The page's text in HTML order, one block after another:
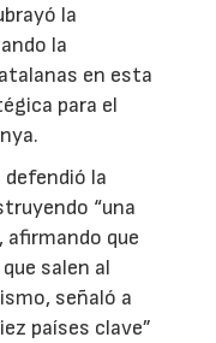
la
la
en esta
para el
la
“una
afirmando que
salen al
señaló a
países clave”